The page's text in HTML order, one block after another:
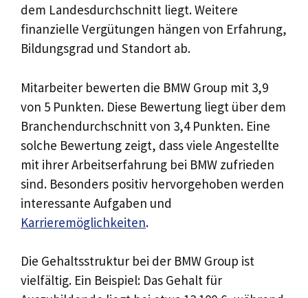
dem Landesdurchschnitt liegt. Weitere
finanzielle Vergütungen hängen von Erfahrung,
Bildungsgrad und Standort ab.
Mitarbeiter bewerten die BMW Group mit 3,9
von 5 Punkten. Diese Bewertung liegt über dem
Branchendurchschnitt von 3,4 Punkten. Eine
solche Bewertung zeigt, dass viele Angestellte
mit ihrer Arbeitserfahrung bei BMW zufrieden
sind. Besonders positiv hervorgehoben werden
interessante Aufgaben und
Karrieremöglichkeiten.
Die Gehaltsstruktur bei der BMW Group ist
vielfältig. Ein Beispiel: Das Gehalt für